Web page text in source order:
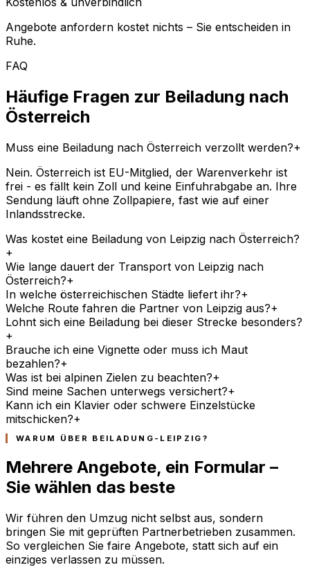
Angebote anfordern kostet nichts – Sie entscheiden in
Ruhe.
FAQ
Häufige Fragen zur Beiladung nach
Österreich
Muss eine Beiladung nach Österreich verzollt werden?+
Nein. Österreich ist EU-Mitglied, der Warenverkehr ist
frei - es fällt kein Zoll und keine Einfuhrabgabe an. Ihre
Sendung läuft ohne Zollpapiere, fast wie auf einer
Inlandsstrecke.
Was kostet eine Beiladung von Leipzig nach Österreich?
+
Wie lange dauert der Transport von Leipzig nach
Österreich?+
In welche österreichischen Städte liefert ihr?+
Welche Route fahren die Partner von Leipzig aus?+
Lohnt sich eine Beiladung bei dieser Strecke besonders?
+
Brauche ich eine Vignette oder muss ich Maut
bezahlen?+
Was ist bei alpinen Zielen zu beachten?+
Sind meine Sachen unterwegs versichert?+
Kann ich ein Klavier oder schwere Einzelstücke
mitschicken?+
WARUM ÜBER BEILADUNG-LEIPZIG?
Mehrere Angebote, ein Formular –
Sie wählen das beste
Wir führen den Umzug nicht selbst aus, sondern
bringen Sie mit geprüften Partnerbetrieben zusammen.
So vergleichen Sie faire Angebote, statt sich auf ein
einziges verlassen zu müssen.